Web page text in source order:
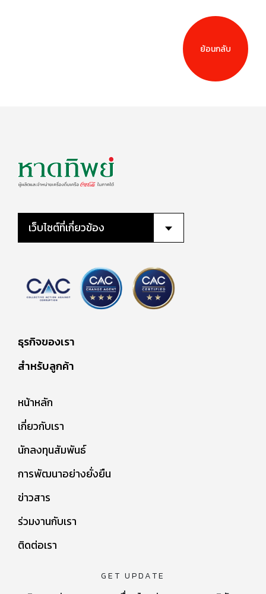
ย้อนกลับ
เว็บไซต์ที่เกี่ยวข้อง
ธุรกิจของเรา
สำหรับลูกค้า
หน้าหลัก
เกี่ยวกับเรา
นักลงทุนสัมพันธ์
การพัฒนาอย่างยั่งยืน
ข่าวสาร
ร่วมงานกับเรา
ติดต่อเรา
GET UPDATE